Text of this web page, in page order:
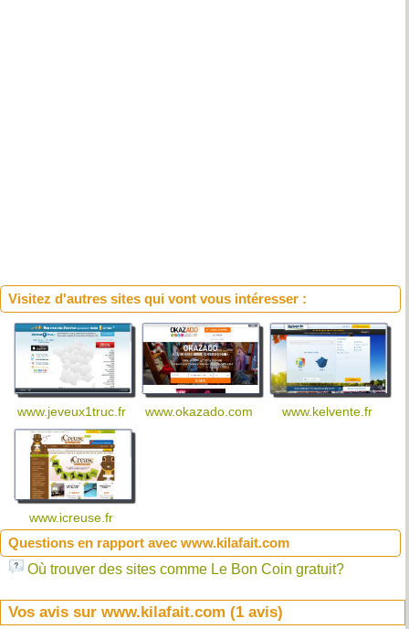
Visitez d'autres sites qui vont vous intéresser :
www.jeveux1truc.fr www.okazado.com www.kelvente.fr
www.icreuse.fr
Questions en rapport avec www.kilafait.com
Où trouver des sites comme Le Bon Coin gratuit?
Vos avis sur www.kilafait.com (1 avis)